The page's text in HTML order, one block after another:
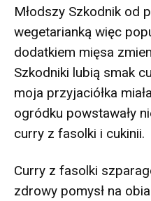
Młodszy Szkodnik od
wegetarianką więc
dodatkiem mięsa
Szkodniki lubią smak
moja przyjaciółka
ogródku powstawały
curry z fasolki i cukinii.
Curry z fasolki
zdrowy pomysł na